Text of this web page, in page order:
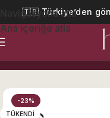
Navigasyona atla
Ana içeriğe atla
🇹🇷 Türkiye’den
-23%
TÜKENDI